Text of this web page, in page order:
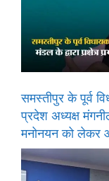
समस्तीपुर के पूर्व
प्रदेश अध्यक्ष
मनोनयन को लेकर